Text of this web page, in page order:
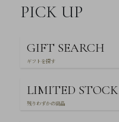
PICK UP
GIFT SEARCH
ギフトを探す
LIMITED STOCK
残りわずかの商品
ッ
ク
品
ご
利
用